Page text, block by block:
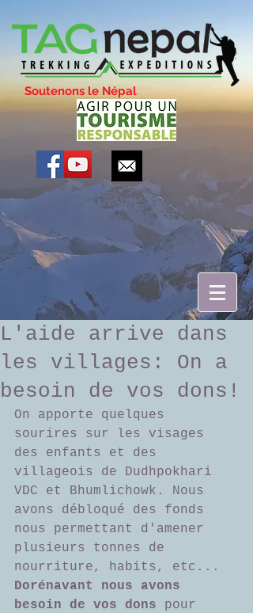
Soutenons le Népal
L'aide arrive dans
les villages: On a
besoin de vos dons!
On apporte quelques
sourires sur les visages
des enfants et des
villageois de Dudhpokhari
VDC et Bhumlichowk. Nous
avons débloqué des fonds
nous permettant d'amener
plusieurs tonnes de
nourriture, habits, etc...
Dorénavant nous avons
besoin de vos dons pour